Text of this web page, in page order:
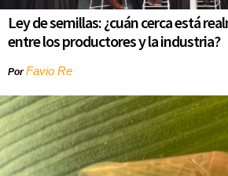
Ley de semillas: ¿cuán cerca está
entre los productores y la industria?
PorFavio Re